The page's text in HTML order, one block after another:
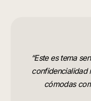
“Este es tema
confidencialidad
cómodas